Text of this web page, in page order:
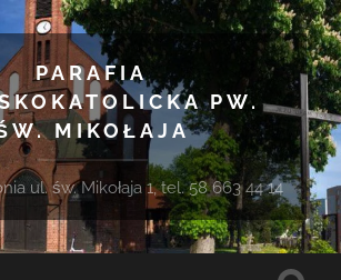
PARAFIA
PW.
MIKOŁAJA
ul. św. Mikołaja 1, tel. 58 663 44 14